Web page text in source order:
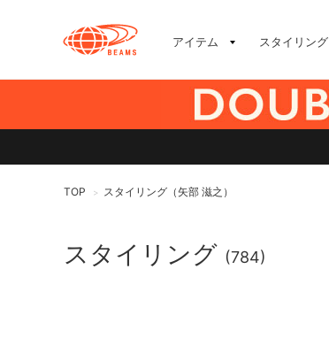
アイテム スタイリング
TOP > スタイリング（矢部 滋之）
スタイリング (784)